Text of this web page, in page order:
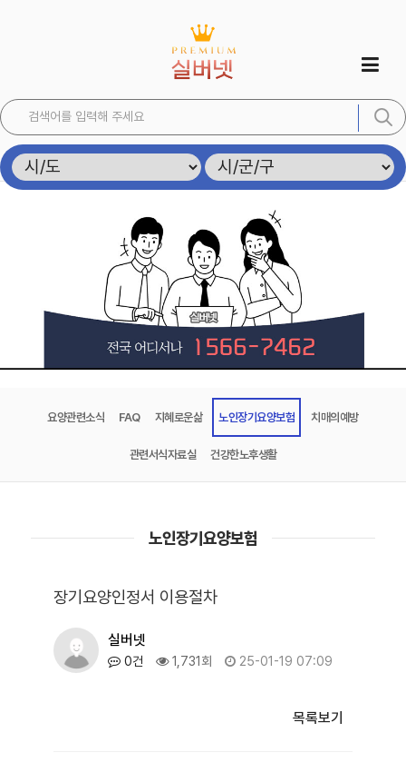
요양관련소식 FAQ 지혜로운삶 노인장기요양보험 치매의예방
관련서식자료실 건강한노후생활
노인장기요양보험
장기요양인정서 이용절차
실버넷
0건 1,731회 25-01-19 07:09
목록보기